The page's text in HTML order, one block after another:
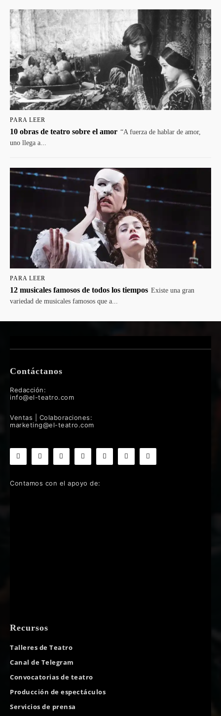
PARA LEER
10 obras de teatro sobre el amor “A fuerza de hablar de amor,
uno llega a...
PARA LEER
12 musicales famosos de todos los tiempos Existe una gran
variedad de musicales famosos que a...
Contáctanos
Redacción:
info@el-teatro.com
Ventas | Colaboraciones:
marketing@el-teatro.com
Contamos con el apoyo de:
Recursos
Talleres de Teatro
Canal de Telegram
Convocatorias de teatro
Producción de espectáculos
Servicios de prensa